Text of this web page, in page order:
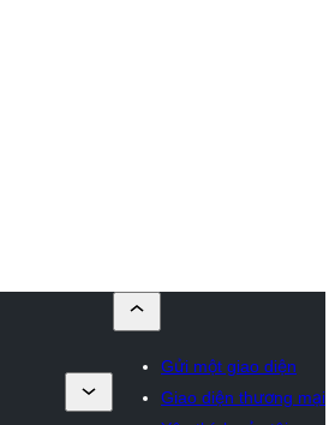
Gửi một giao diện
Giao diện thương mại